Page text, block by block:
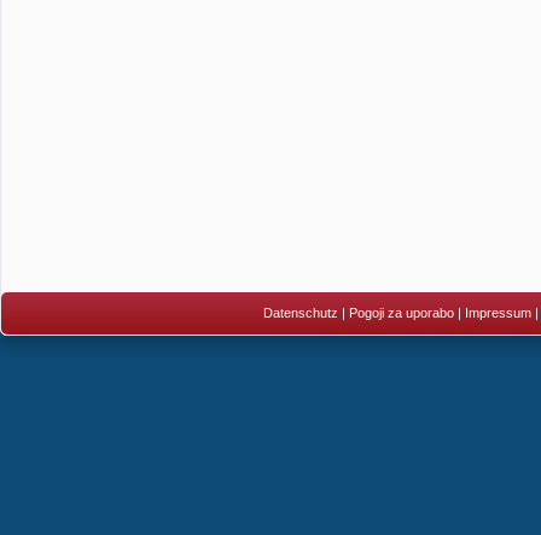
Datenschutz | Pogoji za uporabo| Impressum|